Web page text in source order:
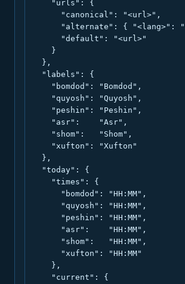
    "urls": {
      "canonical": "<url>",
"alternate": { "<lang>":
      "default": "<url>"
    }
  },
  "labels": {
    "bomdod": "Bomdod",
    "quyosh": "Quyosh",
    "peshin": "Peshin",
    "asr":    "Asr",
    "shom":   "Shom",
    "xufton": "Xufton"
  },
  "today": {
    "times": {
      "bomdod": "HH:MM",
      "quyosh": "HH:MM",
      "peshin": "HH:MM",
      "asr":    "HH:MM",
      "shom":   "HH:MM",
      "xufton": "HH:MM"
    },
    "current": {